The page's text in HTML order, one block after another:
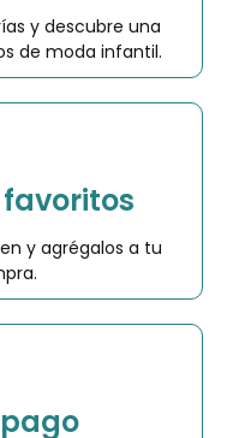
y descubre una
de moda infantil.
y agrégalos a tu